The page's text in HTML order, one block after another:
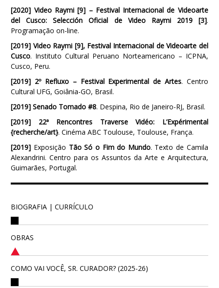
[2020] Video Raymi [9] – Festival Internacional de Videoarte
del Cusco: Selección Oficial de Video Raymi 2019 [3].
Programação on-line.
[2019] Video Raymi [9], Festival Internacional de Videoarte del
Cusco. Instituto Cultural Peruano Norteamericano – ICPNA,
Cusco, Peru.
[2019] 2º Refluxo – Festival Experimental de Artes. Centro
Cultural UFG, Goiânia-GO, Brasil.
[2019] Senado Tomado #8. Despina, Rio de Janeiro-RJ, Brasil.
[2019] 22ª Rencontres Traverse Vidéo: L’Expérimental
{recherche/art}. Cinéma ABC Toulouse, Toulouse, França.
[2019] Exposição Tão Só o Fim do Mundo. Texto de Camila
Alexandrini. Centro para os Assuntos da Arte e Arquitectura,
Guimarães, Portugal.
BIOGRAFIA | CURRÍCULO
OBRAS
COMO VAI VOCÊ, SR. CURADOR? (2025-26)